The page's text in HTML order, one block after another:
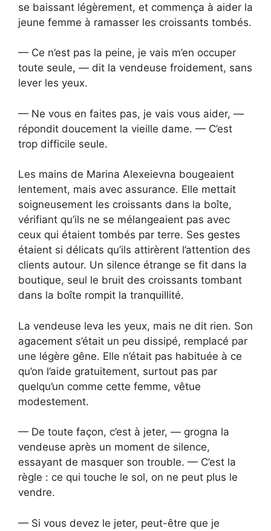
se baissant légèrement, et commença à aider la
jeune femme à ramasser les croissants tombés.
— Ce n’est pas la peine, je vais m’en occuper
toute seule, — dit la vendeuse froidement, sans
lever les yeux.
— Ne vous en faites pas, je vais vous aider, —
répondit doucement la vieille dame. — C’est
trop difficile seule.
Les mains de Marina Alexeievna bougeaient
lentement, mais avec assurance. Elle mettait
soigneusement les croissants dans la boîte,
vérifiant qu’ils ne se mélangeaient pas avec
ceux qui étaient tombés par terre. Ses gestes
étaient si délicats qu’ils attirèrent l’attention des
clients autour. Un silence étrange se fit dans la
boutique, seul le bruit des croissants tombant
dans la boîte rompit la tranquillité.
La vendeuse leva les yeux, mais ne dit rien. Son
agacement s’était un peu dissipé, remplacé par
une légère gêne. Elle n’était pas habituée à ce
qu’on l’aide gratuitement, surtout pas par
quelqu’un comme cette femme, vêtue
modestement.
— De toute façon, c’est à jeter, — grogna la
vendeuse après un moment de silence,
essayant de masquer son trouble. — C’est la
règle : ce qui touche le sol, on ne peut plus le
vendre.
— Si vous devez le jeter, peut-être que je